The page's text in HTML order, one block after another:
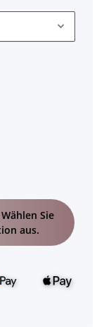
Sie
aus.